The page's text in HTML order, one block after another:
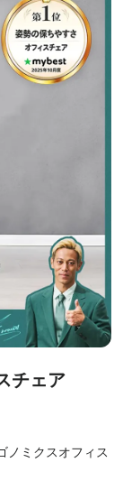
チェア
ノミクスオフィス